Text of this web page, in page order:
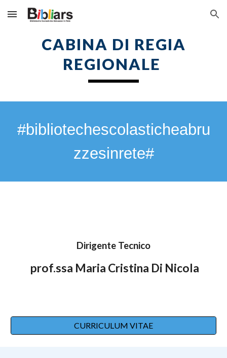
Skip to main content Skip to navigation
CABINA DI REGIA
REGIONALE
#bibliotechescolasticheabru
zzesinrete#
Dirigente Tecnico
prof.ssa Maria Cristina Di Nicola
CURRICULUM VITAE